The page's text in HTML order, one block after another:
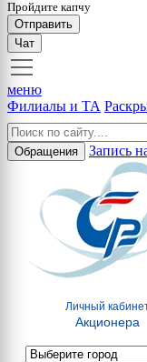
Пройдите капчу
Отправить
Чат
меню
Филиалы и ТА
Обращения Запись
Личный
Акционера